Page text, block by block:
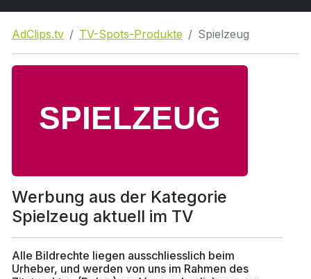
AdClips.tv TV-Spots-Produkte Spielzeug
Werbung aus der Kategorie
Spielzeug aktuell im TV
Alle Bildrechte liegen ausschliesslich beim
Urheber, und werden von uns im Rahmen des